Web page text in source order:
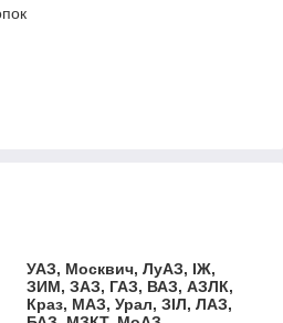
УАЗ, Москвич, ЛуАЗ, ІЖ,
ЗИМ, ЗАЗ, ГАЗ, ВАЗ, АЗЛК,
Краз, МАЗ, Урал, ЗІЛ, ЛАЗ,